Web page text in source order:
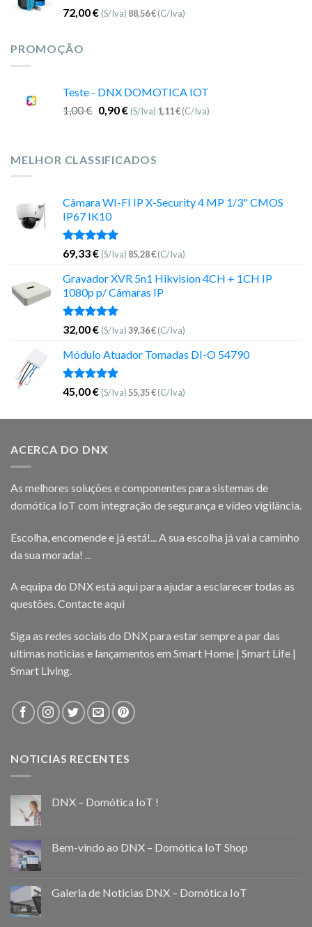
72,00€ (S/Iva) 88,56€(C/Iva)
PROMOÇÃO
Teste - DNX DOMOTICA IOT
1,00€ 0,90€ (S/Iva) 1,11€(C/Iva)
MELHOR CLASSIFICADOS
Câmara WI-FI IP X-Security 4 MP 1/3" CMOS
IP67 IK10
Avaliação
5.00
de 5
69,33€ (S/Iva) 85,28€(C/Iva)
Gravador XVR 5n1 Hikvision 4CH + 1CH IP
1080p p/ Câmaras IP
Avaliação
5.00
de 5
32,00€ (S/Iva)39,36€(C/Iva)
Módulo Atuador Tomadas DI-O 54790
Avaliação
5.00
de 5
45,00€ (S/Iva)55,35€(C/Iva)
ACERCA DO DNX
As melhores soluções e componentes para sistemas de
domótica IoT com integração de segurança e vídeo vigilância.
Escolha, encomende e já está!... A sua escolha já vai a caminho
da sua morada! ...
A equipa do DNX está aqui para ajudar a esclarecer todas as
questões.Contacte aqui
Siga as redes sociais do DNX para estar sempre a par das
ultimas noticias e lançamentos em Smart Home | Smart Life |
Smart Living.
NOTICIAS RECENTES
DNX – Domótica IoT !
Bem-vindo ao DNX – Domótica IoT Shop
Galeria de Noticias DNX – Domótica IoT